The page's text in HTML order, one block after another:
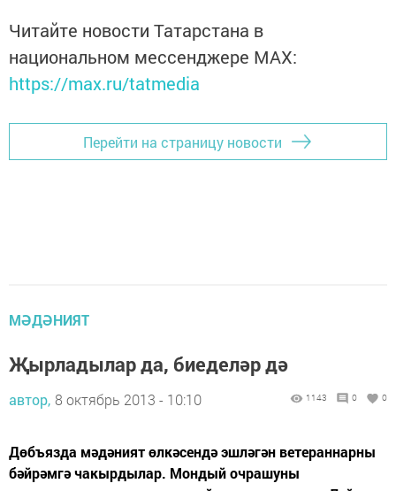
Читайте новости Татарстана в
национальном мессенджере MАХ:
https://max.ru/tatmedia
Перейти на страницу новости
МӘДӘНИЯТ
Җырладылар да, биеделәр дә
автор, 8 октябрь 2013 - 10:10 1143 0 0
Дөбъязда мәдәният өлкәсендә эшләгән ветераннарны
бәйрәмгә чакырдылар. Мондый очрашуны